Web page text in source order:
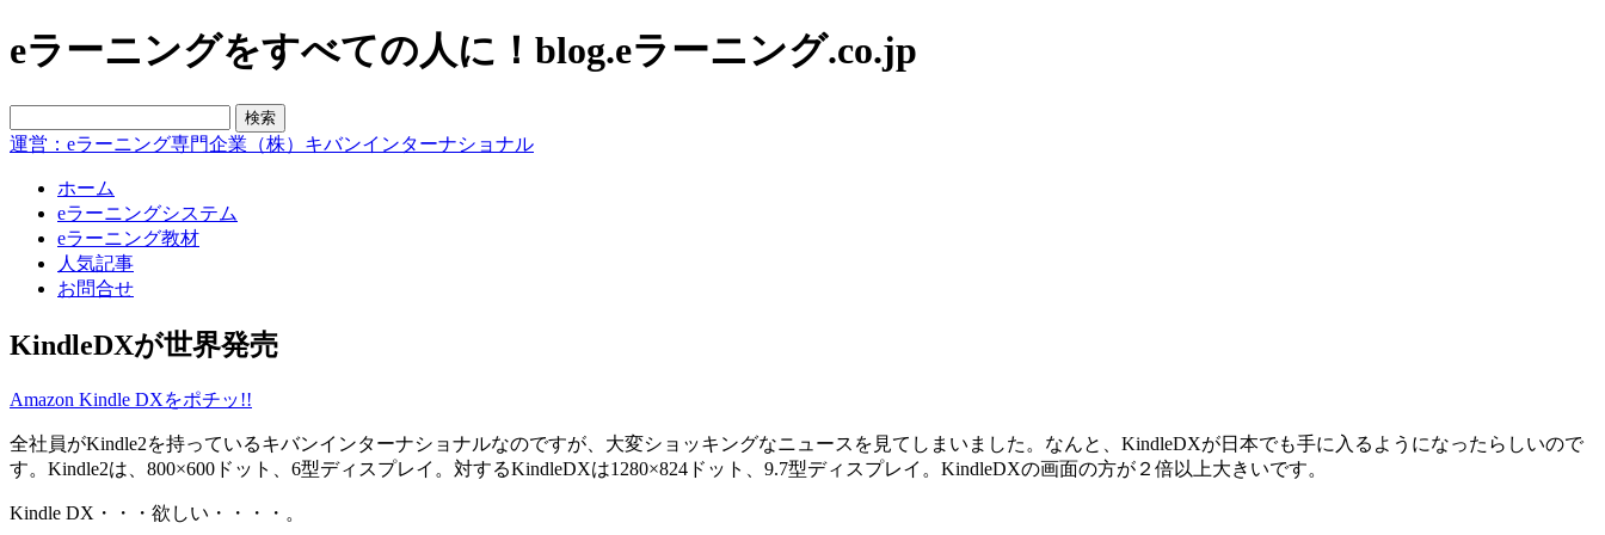
eラーニングをすべての人に！blog.eラーニング.co.jp
運営：eラーニング専門企業（株）キバンインターナショナル
ホーム
eラーニングシステム
eラーニング教材
人気記事
お問合せ
KindleDXが世界発売
Amazon Kindle DXをポチッ!!
全社員がKindle2を持っているキバンインターナショナルなのですが、大変ショッキングなニュースを見てしまいました。なんと、KindleDXが日本でも手に入るようになったらしいので
す。Kindle2は、800×600ドット、6型ディスプレイ。対するKindleDXは1280×824ドット、9.7型ディスプレイ。KindleDXの画面の方が２倍以上大きいです。
Kindle DX・・・欲しい・・・・。